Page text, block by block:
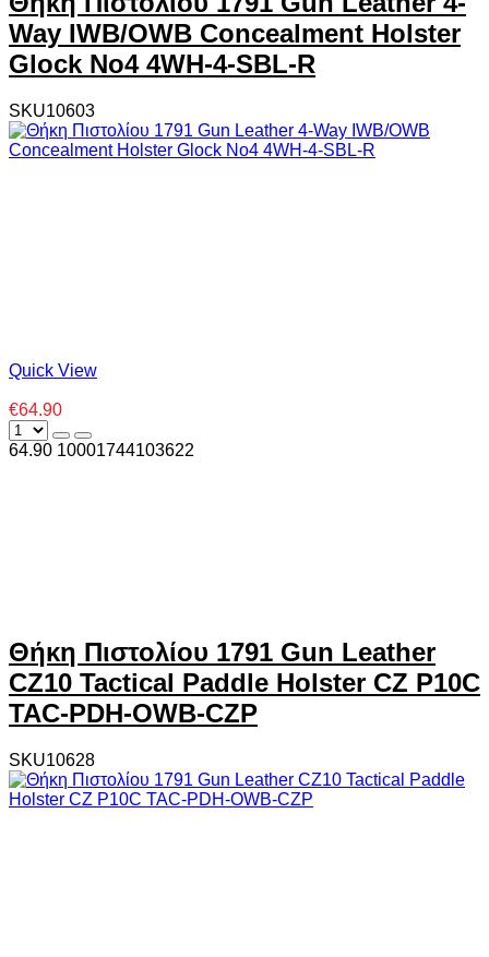
Way IWB/OWB Concealment Holster
Glock No4 4WH-4-SBL-R
SKU10603
Quick View
€64.90
64.90 10001744103622
Θήκη Πιστολίου 1791 Gun Leather
CZ10 Tactical Paddle Holster CZ P10C
TAC-PDH-OWB-CZP
SKU10628